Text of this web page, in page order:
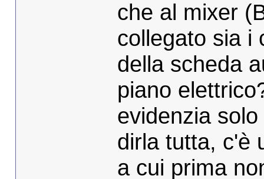
che al mixer
collegato sia i
della scheda
piano
evidenzia
dirla tutta, c'è
a cui prima